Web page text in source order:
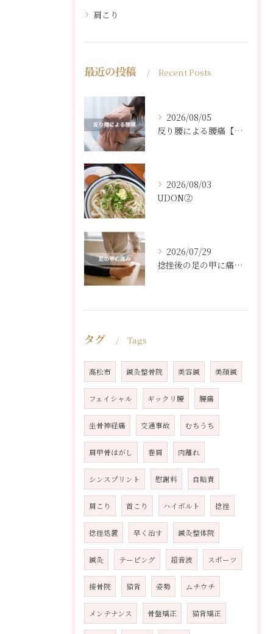
肩こり
最近の投稿 Recent Posts
2026/08/05
反り腰による腰痛【３０代女性】
2026/08/03
UDON②
2026/07/29
捻挫後の足の甲に痛み【４０代女性】
タグ Tags
高松市 鍼灸整骨院 美容鍼 美顔鍼
フェイシャル ギックリ腰 腰痛
坐骨神経痛 交通事故 むちうち
肩甲骨はがし 巻肩 肉離れ
シンスプリント 慰謝料 自賠責
肩こり 首こり ハイボルト 捻挫
捻挫処置 早く治す 鍼灸整体院
鍼灸 テーピング 超音波 スポーツ
接骨院 猫背 姿勢 ムチウチ
メンテナンス 骨盤矯正 猫背矯正